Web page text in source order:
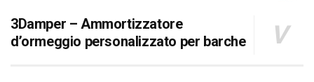
3Damper – Ammortizzatore
d’ormeggio personalizzato per barche